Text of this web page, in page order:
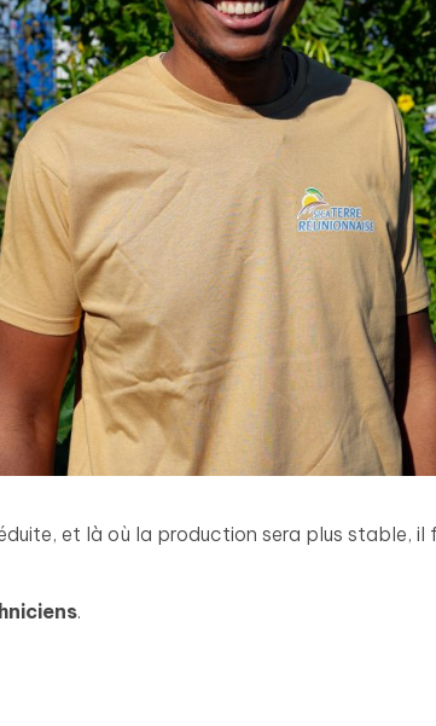
et là où la production sera plus stable, il
.